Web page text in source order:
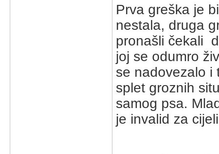
Prva greška je
nestala, druga
pronašli čekali
joj se odumro
se nadovezalo i
splet groznih
samog psa.
je invalid za